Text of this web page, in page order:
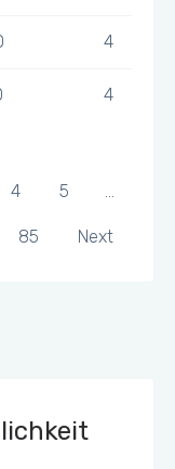
4
4
4 5 …
85 Next